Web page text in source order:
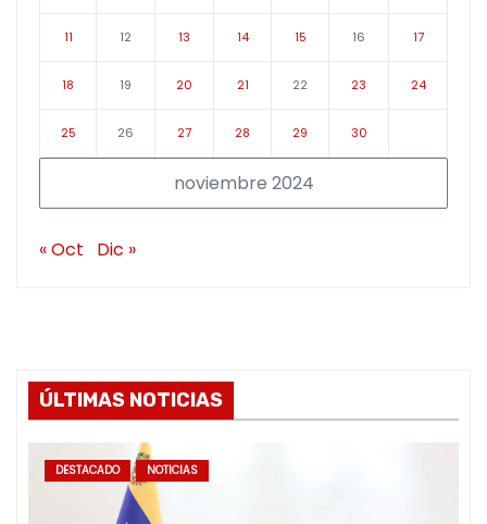
noviembre 2024
11 12 13 14 15 16 17
18 19 20 21 22 23 24
25 26 27 28 29 30
« Oct Dic »
ÚLTIMAS NOTICIAS
DESTACADO NOTICIAS